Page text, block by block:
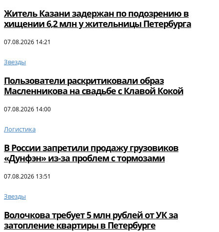
Житель Казани задержан по подозрению в
хищении 6,2 млн у жительницы Петербурга
07.08.2026 14:21
Звезды
Пользователи раскритиковали образ
Масленникова на свадьбе с Клавой Кокой
07.08.2026 14:00
Логистика
В России запретили продажу грузовиков
«Дунфэн» из-за проблем с тормозами
07.08.2026 13:51
Звезды
Волочкова требует 5 млн рублей от УК за
затопление квартиры в Петербурге